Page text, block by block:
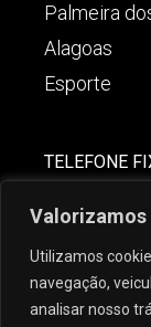
Valorizamos
Utilizamos
navegação,
analisar nosso
Palmeira
Alagoas
Esporte
TELEFONE
(82) 99621-